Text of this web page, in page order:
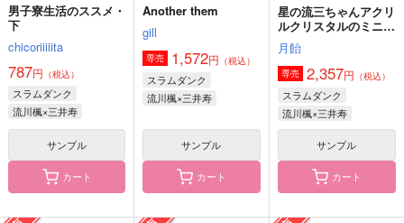
男子寮生活のススメ・
下
chicoriiiiita
787円 （税込）
スラムダンク
流川楓×三井寿
サンプル
カート
Another them
gill
専売 1,572円 （税込）
スラムダンク
流川楓×三井寿
サンプル
カート
星の流三ちゃんアクリ
ルクリスタルのミニナ
イトライト【一般販
売】
月飴
専売 2,357円 （税込）
スラムダンク
流川楓×三井寿
サンプル
カート